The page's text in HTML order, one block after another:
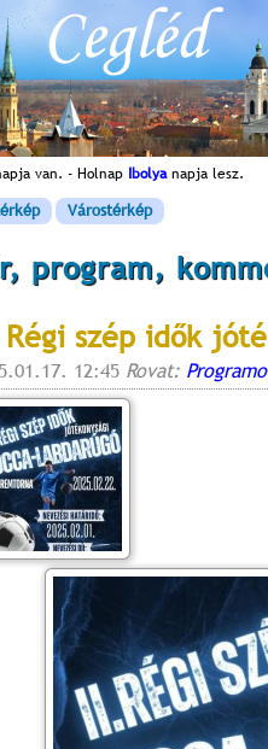
van. - Holnap Ibolyanapja lesz.
Várostérkép
program,
Régi szép idők
12:45 Rovat: